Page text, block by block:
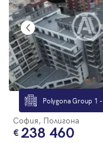
Polygona Group 1
София, Полигона
238 460